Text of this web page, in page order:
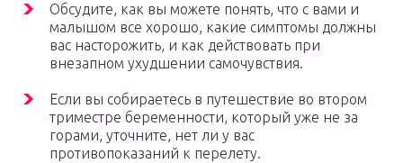
Обсудите, как вы можете понять, что с вами и
малышом все хорошо, какие симптомы должны
вас насторожить, и как действовать при
внезапном ухудшении самочувствия.
Если вы собираетесь в путешествие во втором
триместре беременности, который уже не за
горами, уточните, нет ли у вас
противопоказаний к перелету.